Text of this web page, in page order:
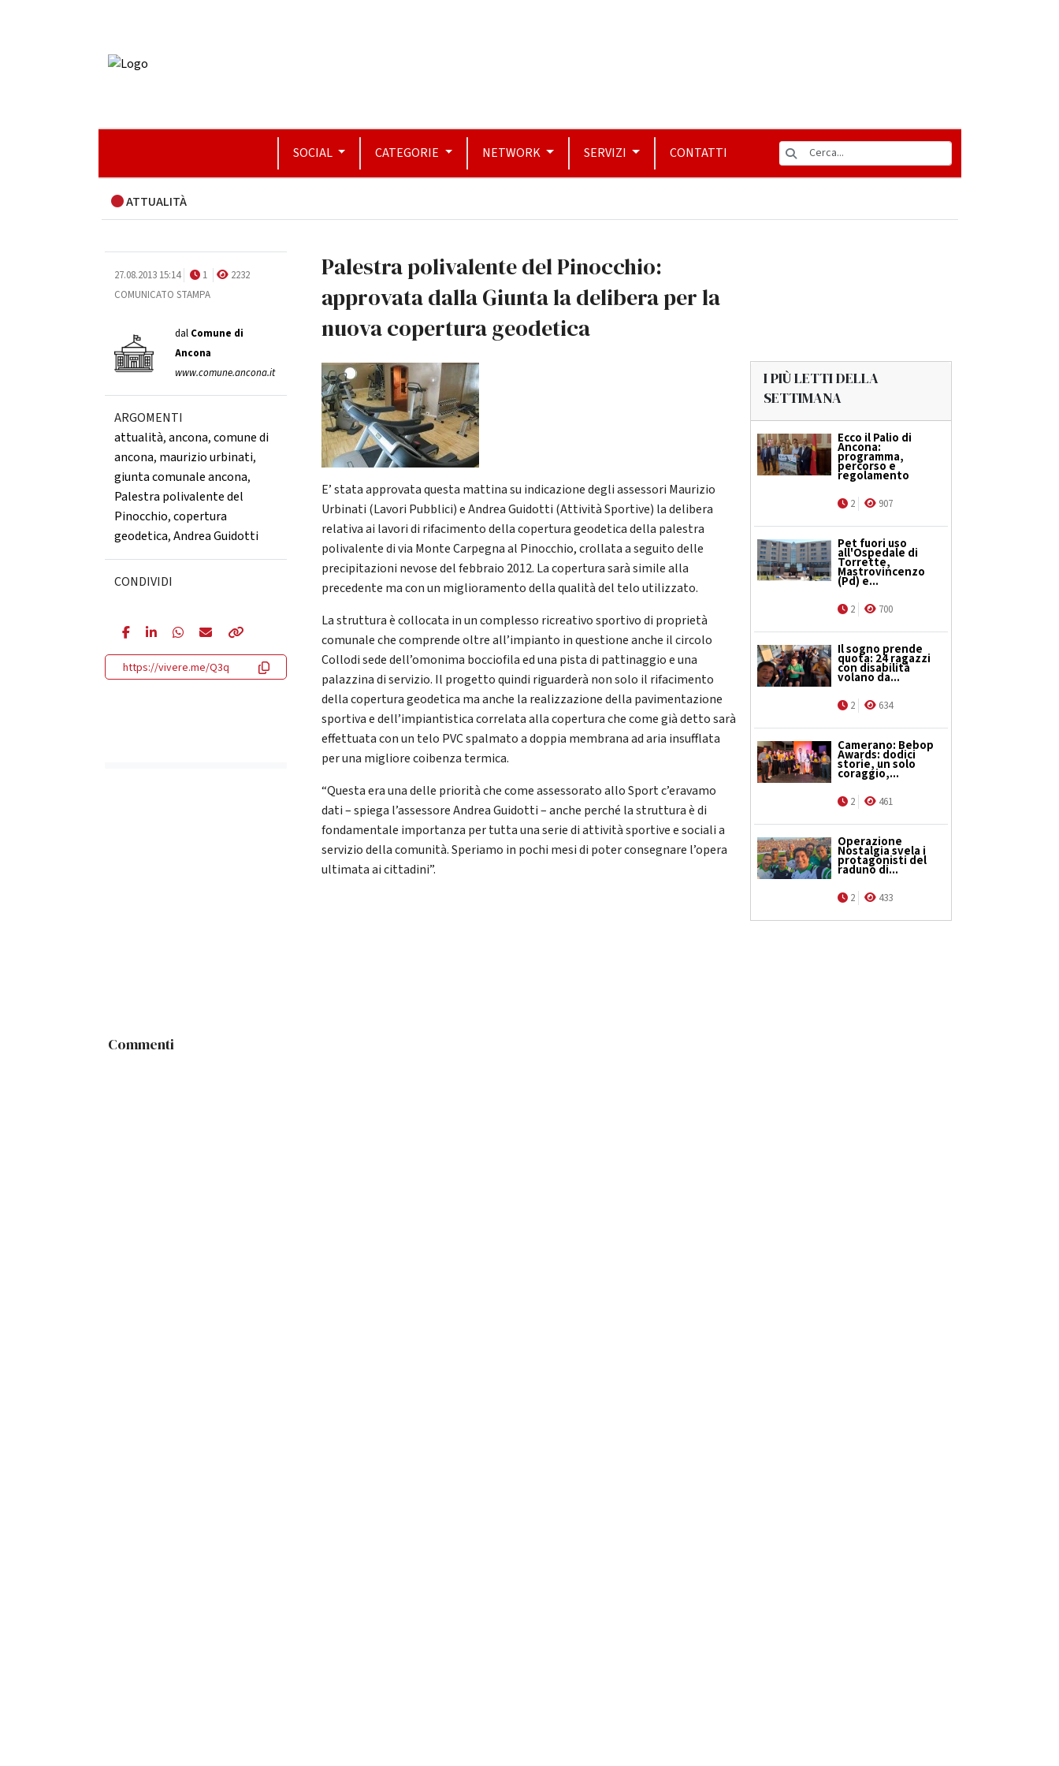
SOCIAL CATEGORIE NETWORK SERVIZI CONTATTI
ATTUALITÀ
27.08.2013 15:14 1
2232
COMUNICATO STAMPA
dal Comune di
Ancona
www.comune.ancona.it
ARGOMENTI
attualità,ancona,comune di
ancona, maurizio urbinati,
giunta comunale ancona,
Palestra polivalente del
Pinocchio,copertura
geodetica,Andrea Guidotti
CONDIVIDI
https://vivere.me/Q3q
Palestra polivalente del Pinocchio:
approvata dalla Giunta la delibera per la
nuova copertura geodetica
E’ stata approvata questa mattina su indicazione degli assessori Maurizio
Urbinati (Lavori Pubblici) e Andrea Guidotti (Attività Sportive) la delibera
relativa ai lavori di rifacimento della copertura geodetica della palestra
polivalente di via Monte Carpegna al Pinocchio, crollata a seguito delle
precipitazioni nevose del febbraio 2012. La copertura sarà simile alla
precedente ma con un miglioramento della qualità del telo utilizzato.
La struttura è collocata in un complesso ricreativo sportivo di proprietà
comunale che comprende oltre all’impianto in questione anche il circolo
Collodi sede dell’omonima bocciofila ed una pista di pattinaggio e una
palazzina di servizio. Il progetto quindi riguarderà non solo il rifacimento
della copertura geodetica ma anche la realizzazione della pavimentazione
sportiva e dell’impiantistica correlata alla copertura che come già detto sarà
effettuata con un telo PVC spalmato a doppia membrana ad aria insufflata
per una migliore coibenza termica.
“Questa era una delle priorità che come assessorato allo Sport c’eravamo
dati – spiega l’assessore Andrea Guidotti – anche perché la struttura è di
fondamentale importanza per tutta una serie di attività sportive e sociali a
servizio della comunità. Speriamo in pochi mesi di poter consegnare l’opera
ultimata ai cittadini”.
I PIÙ LETTI DELLA
SETTIMANA
Ecco il Palio di
Ancona:
programma,
percorso e
regolamento
2 907
Pet fuori uso
all'Ospedale di
Torrette,
Mastrovincenzo
(Pd) e...
2 700
Il sogno prende
quota: 24 ragazzi
con disabilità
volano da...
2 634
Camerano: Bebop
Awards: dodici
storie, un solo
coraggio,...
2 461
Operazione
Nostalgia svela i
protagonisti del
raduno di...
2 433
Commenti